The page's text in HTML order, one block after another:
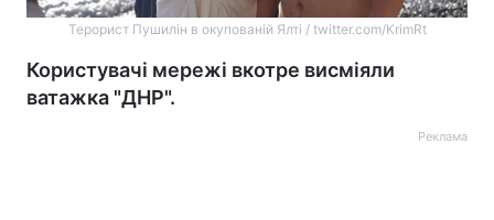
Терорист Пушилін в окупованій Ялті / twitter.com/KrimRt
Користувачі мережі вкотре висміяли
ватажка "ДНР".
Реклама